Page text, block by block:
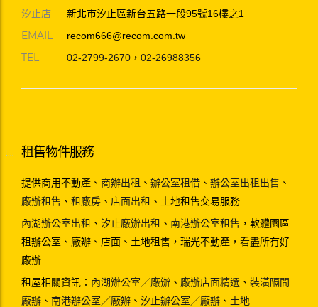
汐止店 新北市汐止區新台五路一段95號16樓之1
EMAIL recom666@recom.com.tw
TEL 02-2799-2670 ， 02-26988356
租售物件服務
提供商用不動產、 商辦出租 、 辦公室租借 、 辦公室出租出售 、
廠辦租售 、 租廠房 、 店面出租 、土地租售交易服務
內湖辦公室出租 、 汐止廠辦出租 、 南港辦公室租售 ，軟體園區
租辦公室、廠辦、店面、土地租售，瑞光不動產，看盡所有好
廠辦
租屋相關資訊： 內湖辦公室／廠辦 、 廠辦店面精選 、 裝潢隔間
廠辦 、 南港辦公室／廠辦 、 汐止辦公室／廠辦 、 土地